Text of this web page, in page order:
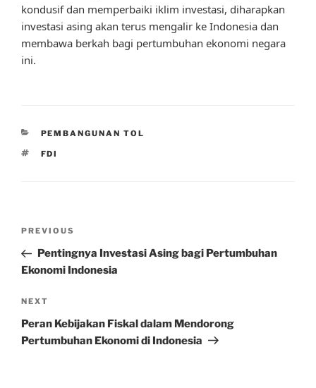
kondusif dan memperbaiki iklim investasi, diharapkan
investasi asing akan terus mengalir ke Indonesia dan
membawa berkah bagi pertumbuhan ekonomi negara
ini.
CATEGORIES
PEMBANGUNAN TOL
TAGS
FDI
Previous
Post
PREVIOUS
Pentingnya Investasi Asing bagi Pertumbuhan
Ekonomi Indonesia
Next
Post
NEXT
Peran Kebijakan Fiskal dalam Mendorong
Pertumbuhan Ekonomi di Indonesia